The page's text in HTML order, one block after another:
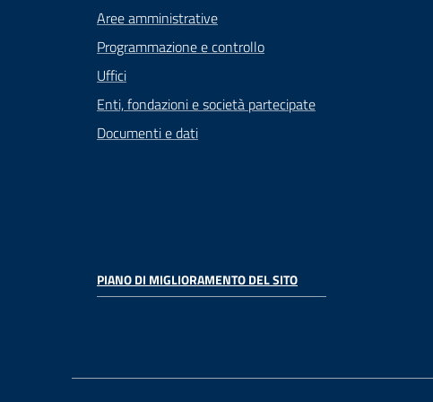
Aree amministrative
Programmazione e controllo
Uffici
Enti, fondazioni e società partecipate
Documenti e dati
PIANO DI MIGLIORAMENTO DEL SITO